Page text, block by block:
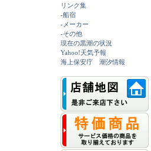
リンク集
-船宿
-メーカー
-その他
現在の黒潮の状況
Yahoo!天気予報
海上保安庁 潮汐情報